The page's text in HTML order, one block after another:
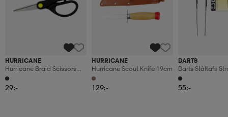
HURRICANE
Hurricane Braid Scissors
13cm
29:-
HURRICANE
Hurricane Scout Knife 19cm
129:-
DARTS
Darts Ståltafs
15cm
55:-